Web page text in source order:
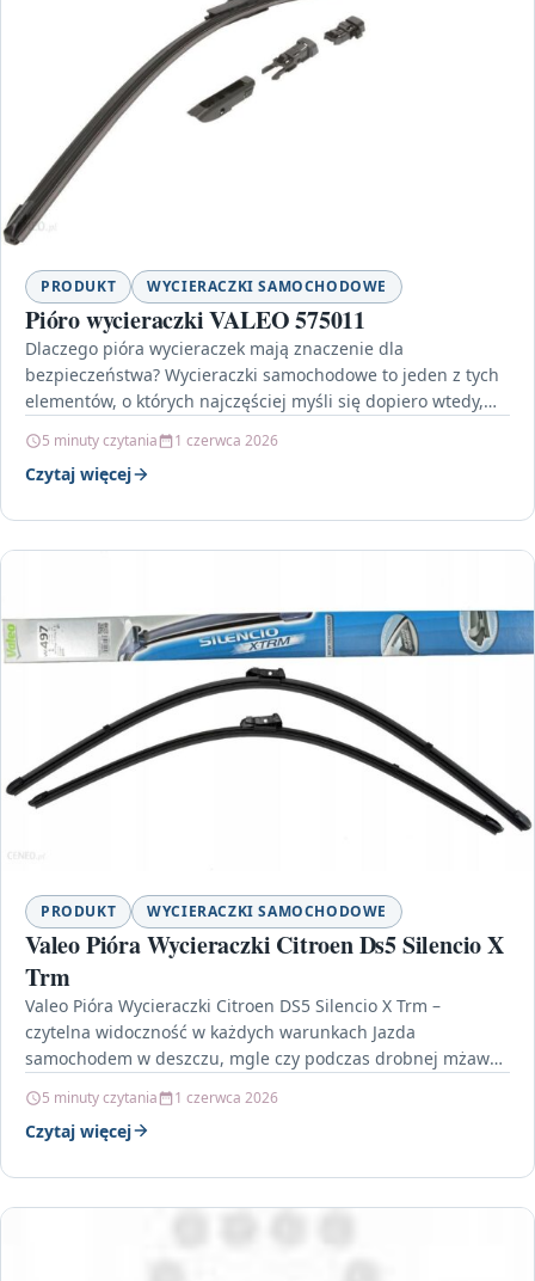
PRODUKT WYCIERACZKI SAMOCHODOWE
Pióro wycieraczki VALEO 575011
Dlaczego pióra wycieraczek mają znaczenie dla
bezpieczeństwa? Wycieraczki samochodowe to jeden z tych
elementów, o których najczęściej myśli się dopiero wtedy,
5 minuty czytania 1 czerwca 2026
Czytaj więcej
PRODUKT WYCIERACZKI SAMOCHODOWE
Valeo Pióra Wycieraczki Citroen Ds5 Silencio X
Trm
Valeo Pióra Wycieraczki Citroen DS5 Silencio X Trm –
czytelna widoczność w każdych warunkach Jazda
samochodem w deszczu, mgle czy podczas drobnej mżawki
5 minuty czytania 1 czerwca 2026
Czytaj więcej